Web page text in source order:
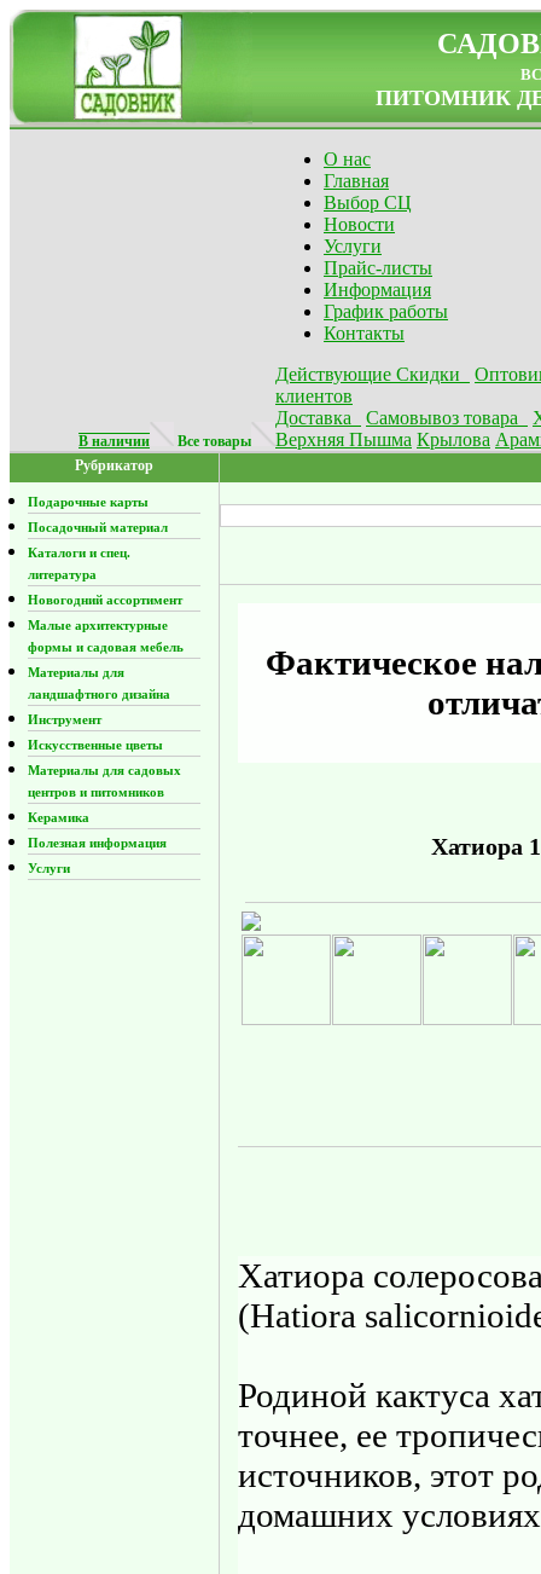
ПИТОМНИК
В наличии Все товары
О нас
Главная
Выбор СЦ
Новости
Услуги
Прайс-листы
Информация
График работы
Контакты
Действующие Скидки
клиентов
Доставка
Самовывоз товара
Верхняя Пышма Крылова
Рубрикатор
Подарочные карты
Посадочный материал
Каталоги и спец.
литература
Новогодний ассортимент
Малые архитектурные
формы и садовая мебель
Материалы для
ландшафтного дизайна
Инструмент
Искусственные цветы
Материалы для садовых
центров и питомников
Керамика
Полезная информация
Услуги
Фактическое
Хатиора
Хатиора
(Hatiora
Родиной кактуса
точнее, ее
источников, этот
домашних